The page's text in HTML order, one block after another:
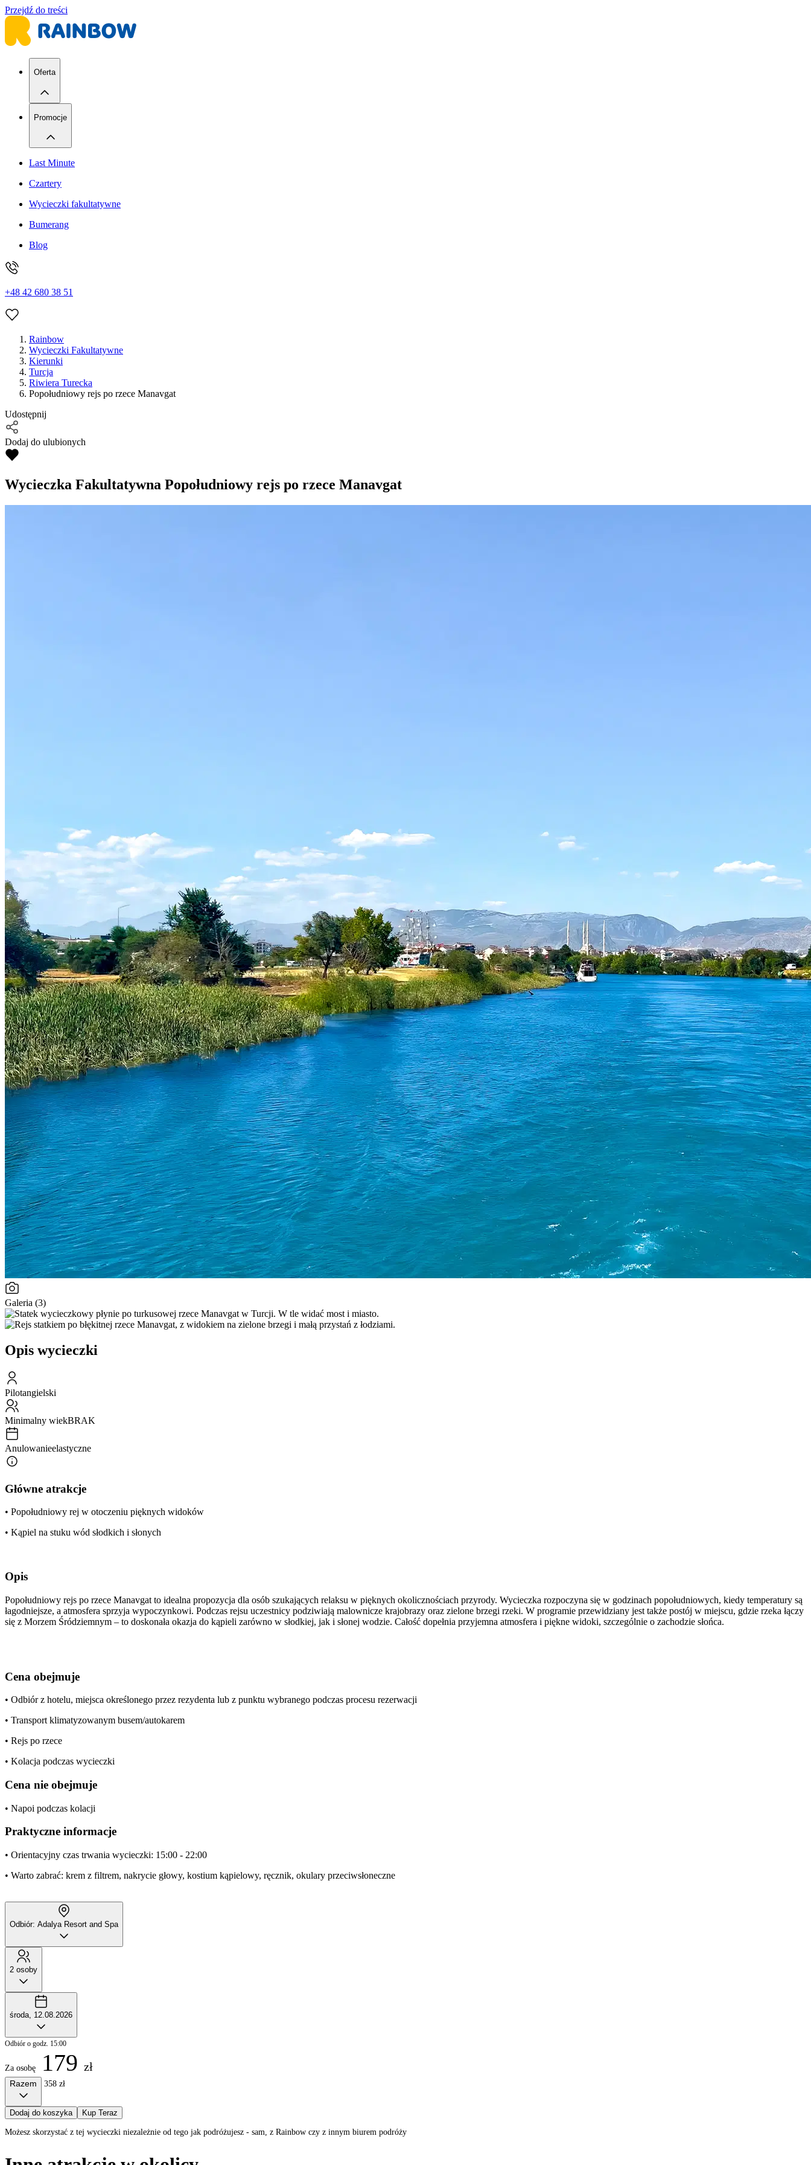
Przejdź do treści
Oferta
Promocje
Last Minute
Czartery
Wycieczki fakultatywne
Bumerang
Blog
+48 42 680 38 51
Rainbow
Wycieczki Fakultatywne
Kierunki
Turcja
Riwiera Turecka
Popołudniowy rejs po rzece Manavgat
Udostępnij
Dodaj do ulubionych
Wycieczka Fakultatywna Popołudniowy rejs po rzece Manavgat
Galeria (3)
Opis wycieczki
Pilotangielski
Minimalny wiekBRAK
Anulowanieelastyczne
Główne atrakcje
• Popołudniowy rej w otoczeniu pięknych widoków
• Kąpiel na stuku wód słodkich i słonych
Opis
Popołudniowy rejs po rzece Manavgat to idealna propozycja dla osób szukających relaksu w pięknych okolicznościach przyrody. Wycieczka rozpoczyna się w godzinach popołudniowych, kiedy temperatury są
łagodniejsze, a atmosfera sprzyja wypoczynkowi. Podczas rejsu uczestnicy podziwiają malownicze krajobrazy oraz zielone brzegi rzeki. W programie przewidziany jest także postój w miejscu, gdzie rzeka łączy
się z Morzem Śródziemnym – to doskonała okazja do kąpieli zarówno w słodkiej, jak i słonej wodzie. Całość dopełnia przyjemna atmosfera i piękne widoki, szczególnie o zachodzie słońca.
Cena obejmuje
• Odbiór z hotelu, miejsca określonego przez rezydenta lub z punktu wybranego podczas procesu rezerwacji
• Transport klimatyzowanym busem/autokarem
• Rejs po rzece
• Kolacja podczas wycieczki
Cena nie obejmuje
• Napoi podczas kolacji
Praktyczne informacje
• Orientacyjny czas trwania wycieczki: 15:00 - 22:00
• Warto zabrać: krem z filtrem, nakrycie głowy, kostium kąpielowy, ręcznik, okulary przeciwsłoneczne
Odbiór: Adalya Resort and Spa
2 osoby
środa, 12.08.2026
Odbiór o godz. 15:00
Za osobę 179 zł
Razem 358 zł
Dodaj do koszyka Kup Teraz
Możesz skorzystać z tej wycieczki niezależnie od tego jak podróżujesz - sam, z Rainbow czy z innym biurem podróży